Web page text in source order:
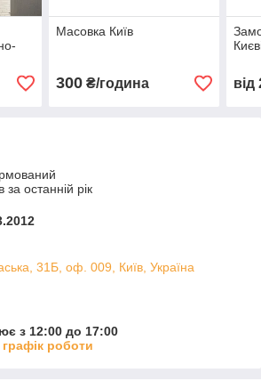
Масовка Київ
300₴/година від
за останній рік
31Б, оф. 009, Київ, Україна
з 12:00 до 17:00
роботи